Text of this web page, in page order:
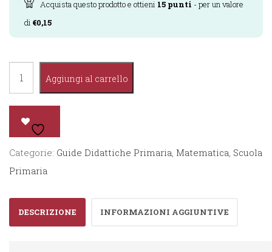
Acquista questo prodotto e ottieni 15 punti - per un valore
di €0,15
-
Matematica
quantità
Aggiungi al carrello
Categorie: Guide Didattiche Primaria Matematica Scuola
Primaria
DESCRIZIONE INFORMAZIONI AGGIUNTIVE